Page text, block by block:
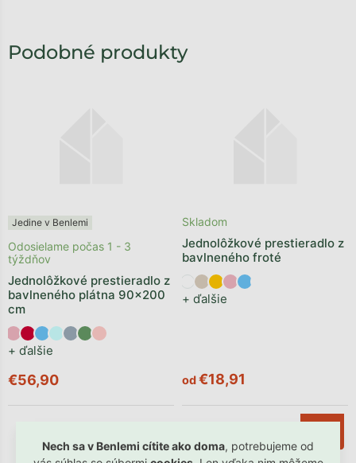
Nech sa v Benlemi cítite ako doma, potrebujeme od
Jedine v Benlemi
Jednolôžkové prestieradlo z
bavlneného plátna 90x200
cm
+ ďalšie
Odosielame počas 1 - 3
týždňov
€56,90
Jednolôžkové prestieradlo z
bavlneného froté
+ ďalšie
Skladom
od€18,91
–10 %